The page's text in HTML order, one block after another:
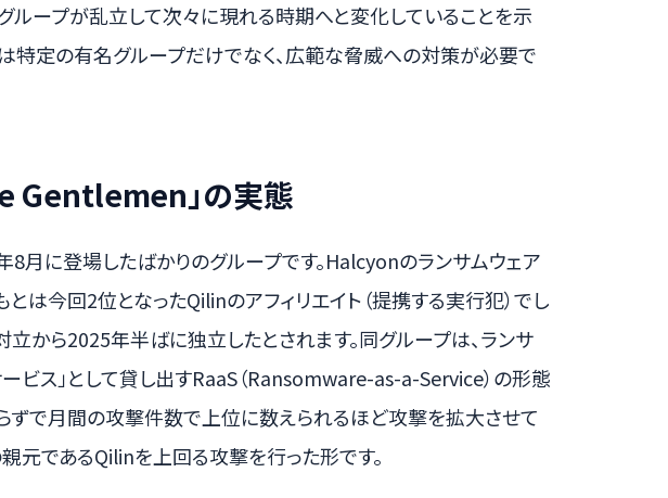
ループが乱立して次々に現れる時期へと変化していることを示
特定の有名グループだけでなく、広範な脅威への対策が必要で
Gentlemen」の実態
月に登場したばかりのグループです。Halcyonのランサムウェア
とは今回2位となったQilinのアフィリエイト（提携する実行犯）でし
立から2025年半ばに独立したとされます。同グループは、ランサ
ビス」として貸し出すRaaS（Ransomware-as-a-Service）の形態
ずで月間の攻撃件数で上位に数えられるほど攻撃を拡大させて
親元であるQilinを上回る攻撃を行った形です。